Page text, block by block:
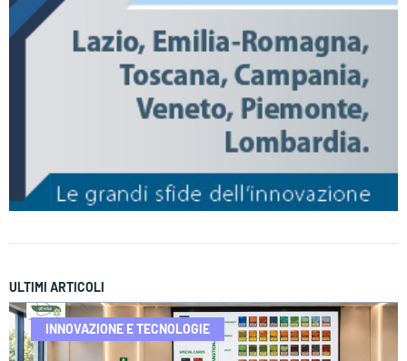
ULTIMI ARTICOLI
INNOVAZIONE E TECNOLOGIE